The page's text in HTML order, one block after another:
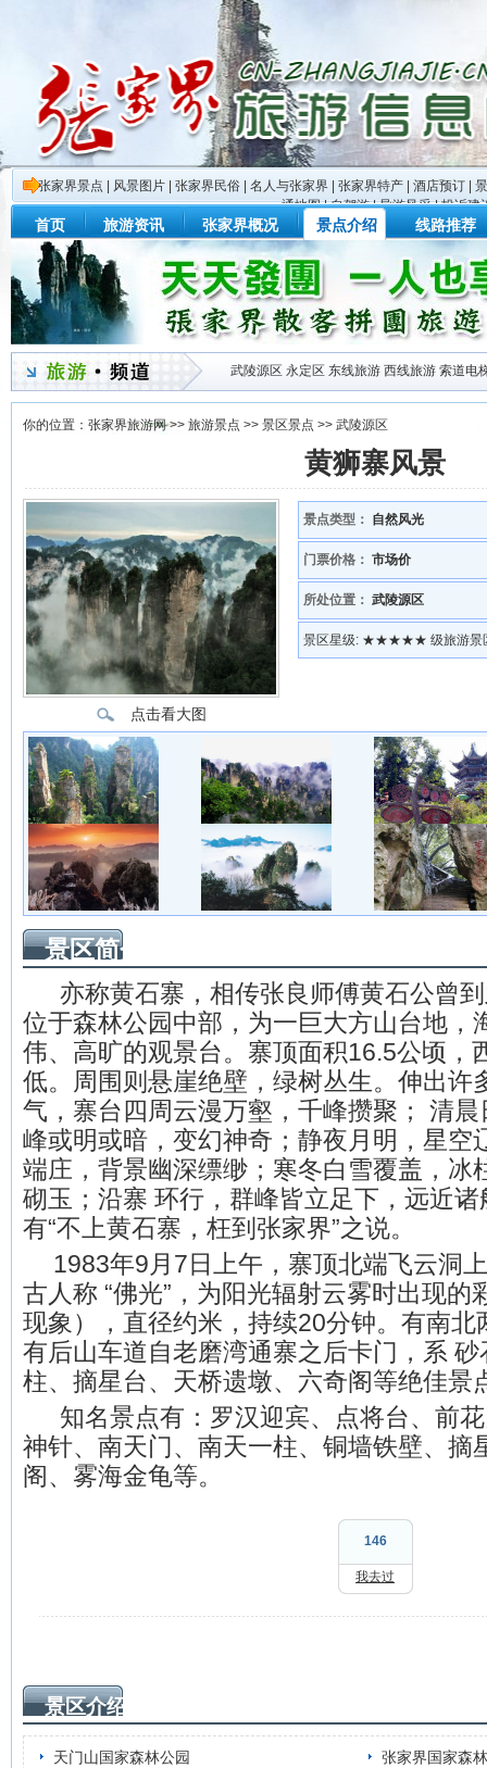
张家界景点 风景图片 张家界民俗 名人与张家界 张家界特产 酒店预订
通地图|自驾游|导游风采|投诉建
首页 旅游资讯 张家界概况 景点介绍 线路推荐
武陵源区 永定区 东线旅游 西线旅游 索道电
你的位置： 张家界旅游网>> 旅游景点 >> 景区景点 >> 武陵源区
黄狮寨风景
点击看大图
景点类型： 自然风光
门票价格： 市场价
所处位置： 武陵源区
景区星级: ★★★★★ 级旅游景
景区简介
亦称黄石寨，相传张良师傅黄石公曾
位于森林公园中部，为一巨大方山台地，
伟、高旷的观景台。寨顶面积16.5公顷，
低。周围则悬崖绝壁，绿树丛生。伸出许
气，寨台四周云漫万壑，千峰攒聚； 清
峰或明或暗，变幻神奇；静夜月明，星空
端庄，背景幽深缥缈；寒冬白雪覆盖，冰
砌玉；沿寨 环行，群峰皆立足下，远近
有“不上黄石寨，枉到张家界”之说。
1983年9月7日上午，寨顶北端飞云洞
古人称 “佛光”，为阳光辐射云雾时出现的
现象），直径约米，持续20分钟。有南北
有后山车道自老磨湾通寨之后卡门，系
柱、摘星台、天桥遗墩、六奇阁等绝佳景
知名景点有：罗汉迎宾、点将台、前
神针、南天门、南天一柱、铜墙铁壁、摘
阁、雾海金龟等。
146
我去过
景区介绍
天门山国家森林公园
张家界国家森